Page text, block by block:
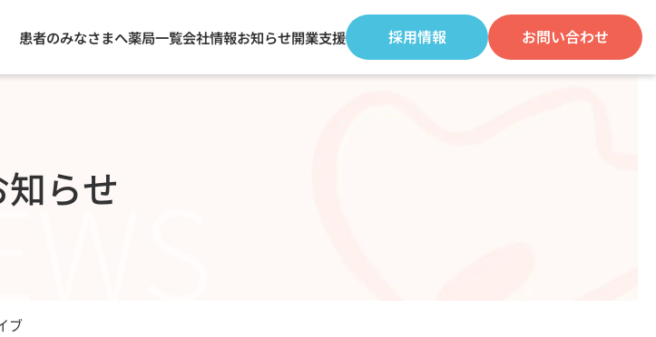
患者のみなさまへ薬局一覧会社情報お知らせ開業支援 採用情報 お問い合わせ
知らせ
ブ